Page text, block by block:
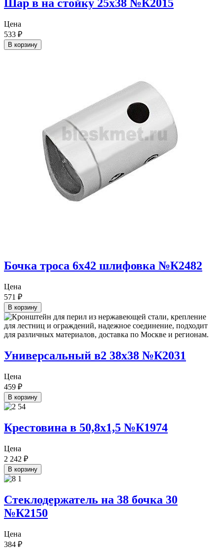
Шар в на стойку 25х38 №К2015
Цена
533 ₽
В корзину
Бочка троса 6х42 шлифовка №К2482
Цена
571 ₽
В корзину
Универсальный в2 38х38 №К2031
Цена
459 ₽
В корзину
Крестовина в 50,8х1,5 №К1974
Цена
2 242 ₽
В корзину
Стеклодержатель на 38 бочка 30
№К2150
Цена
384 ₽